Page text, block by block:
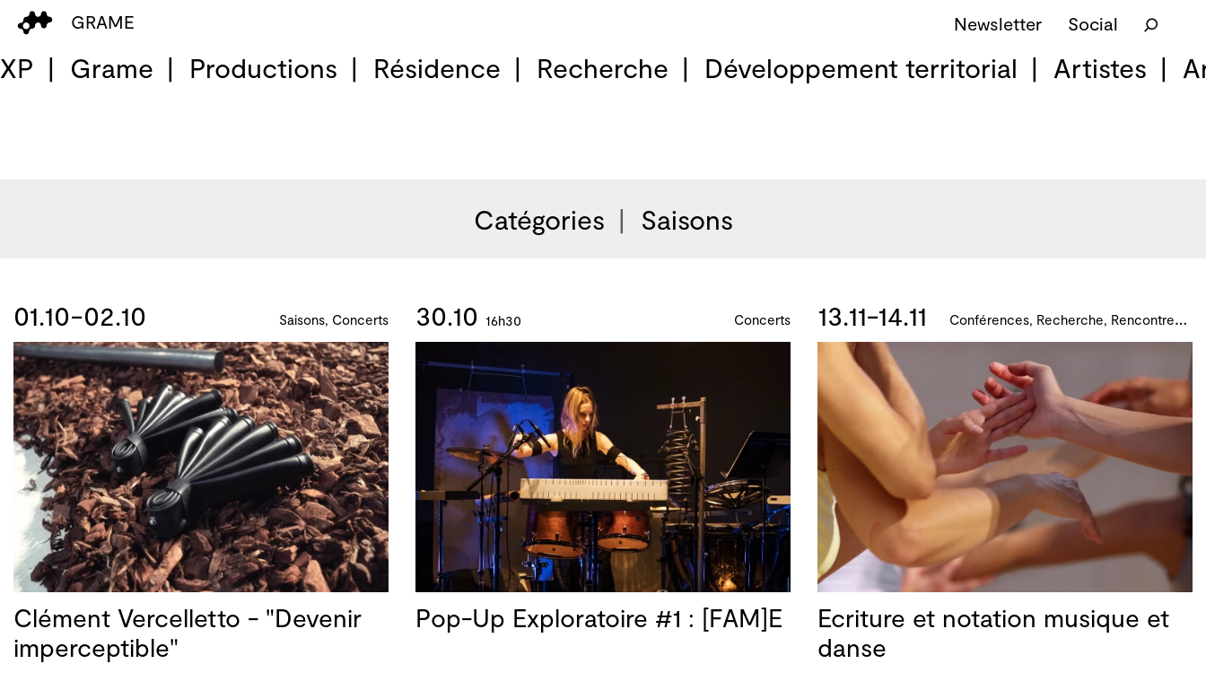
GRAME Newsletter Social
Grame Productions Résidence Recherche Développement territorial Artistes
Catégories Saisons
01.10-02.10 Saisons, Concerts
Clément Vercelletto - "Devenir
imperceptible"
30.10 16h30 Concerts
Pop-Up Exploratoire #1 : [FAM]E
13.11-14.11 C
onférences, Recherche, Rencontres, Formations, Développement artistique et culturel des territoires
Ecriture et notation musique et
danse